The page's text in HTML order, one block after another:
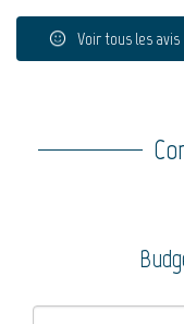
Voir tous les avis